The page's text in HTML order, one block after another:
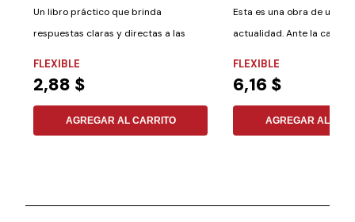
Un libro práctico que brinda
respuestas claras y directas a las
FLEXIBLE
2,88 $
AGREGAR AL CARRITO
Esta es una obra de
actualidad. Ante la cada
FLEXIBLE
6,16 $
AGREGAR AL